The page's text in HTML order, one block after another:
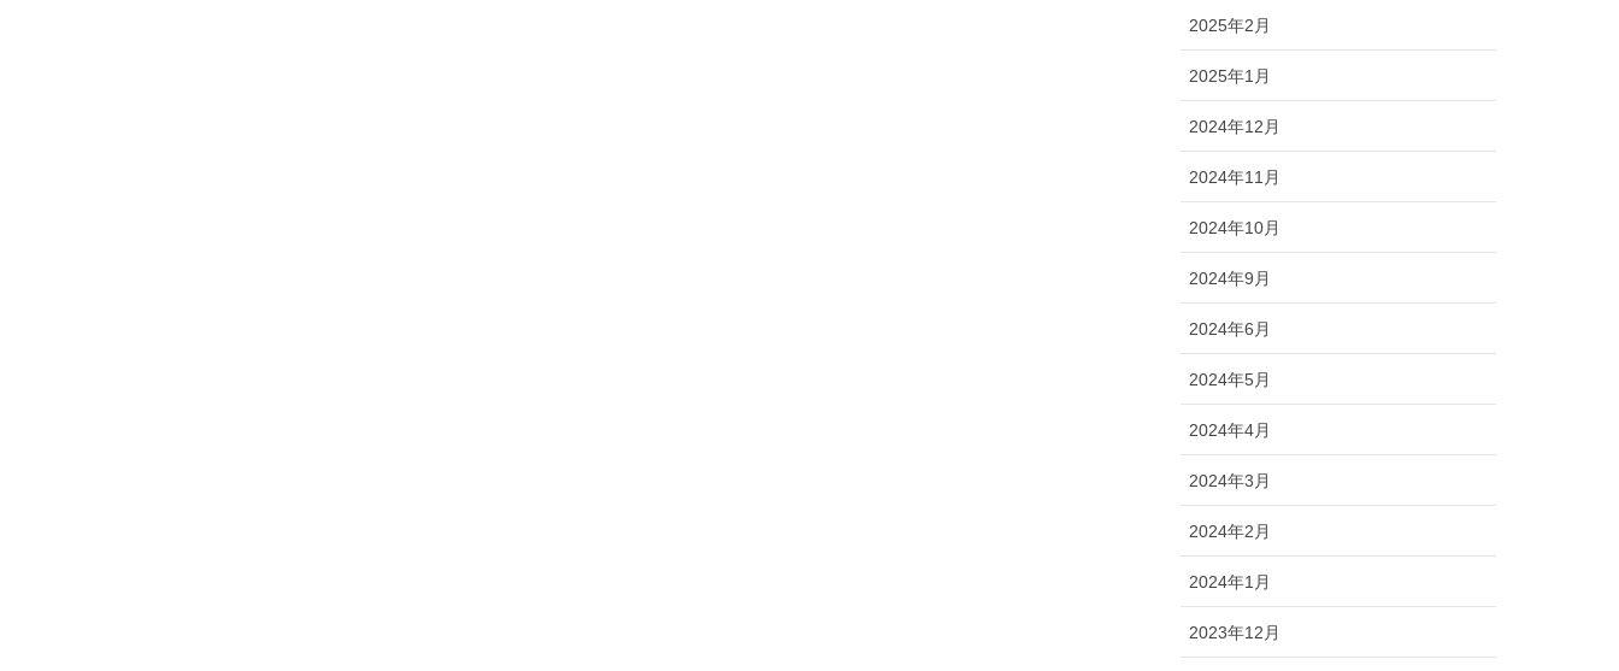
2025年2月
2025年1月
2024年12月
2024年11月
2024年10月
2024年9月
2024年6月
2024年5月
2024年4月
2024年3月
2024年2月
2024年1月
2023年12月